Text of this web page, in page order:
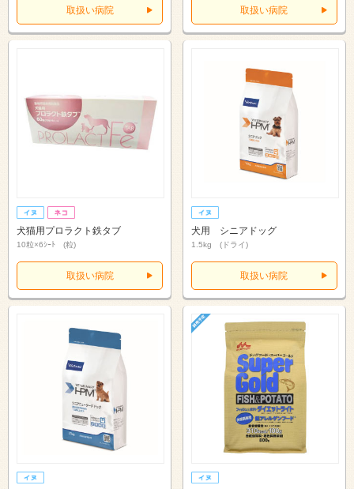
取扱い病院 取扱い病院
犬猫用プロラクト鉄タブ
10粒×6ｼｰﾄ (粒)
取扱い病院
犬用 シニアドッグ
1.5kg (ドライ)
取扱い病院